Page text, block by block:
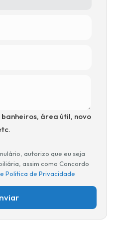
área útil, novo
autorizo que eu seja
assim como Concordo
Politica de Privacidade